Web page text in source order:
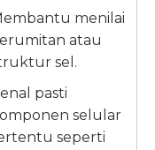
menilai
atau
sel.
pasti
selular
seperti